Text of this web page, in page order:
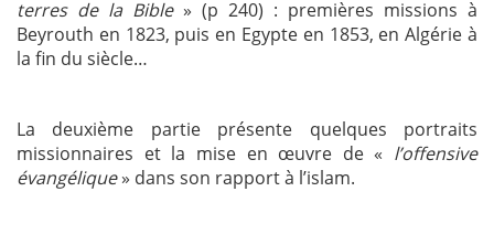
terres de la Bible» (p 240) : premières missions à
Beyrouth en 1823, puis en Egypte en 1853, en Algérie à
la fin du siècle…
La deuxième partie présente quelques portraits
missionnaires et la mise en œuvre de « l’offensive
évangélique» dans son rapport à l’islam.